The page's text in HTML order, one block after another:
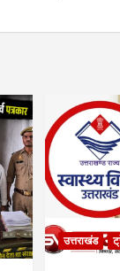
उत्तराखंड